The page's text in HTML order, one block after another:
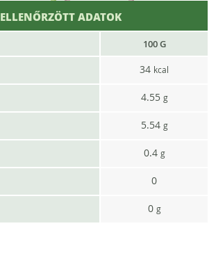
ELLENŐRZÖTT ADATOK
100 G
34 kcal
4.55 g
5.54 g
0.4 g
0
0 g